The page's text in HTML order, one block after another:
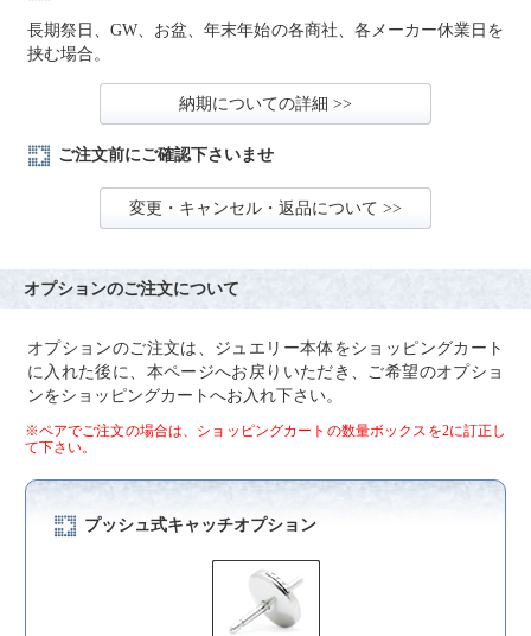
長期祭日、GW、お盆、年末年始の各商社、各メーカー休業日を
挟む場合。
納期についての詳細 >>
ご注文前にご確認下さいませ
変更・キャンセル・返品について >>
オプションのご注文について
オプションのご注文は、ジュエリー本体をショッピングカート
に入れた後に、本ページへお戻りいただき、ご希望のオプショ
ンをショッピングカートへお入れ下さい。
※ペアでご注文の場合は、ショッピングカートの数量ボックスを2に訂正し
て下さい。
プッシュ式キャッチオプション